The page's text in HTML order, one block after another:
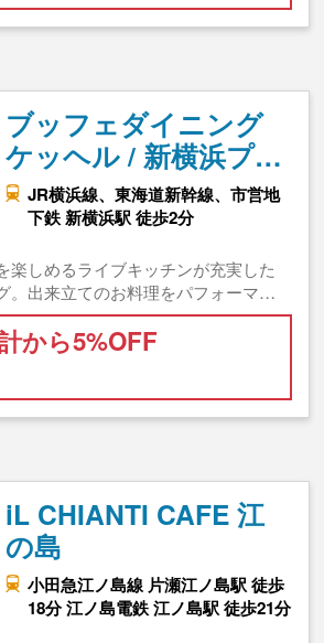
ブッフェダイニング
ケッヘル / 新横浜プ…
JR横浜線、東海道新幹線、市営地
下鉄 新横浜駅 徒歩2分
楽しめるライブキッチンが充実した
。出来立てのお料理をパフォーマ…
から5%OFF
iL CHIANTI CAFE 江
の島
小田急江ノ島線 片瀬江ノ島駅 徒歩
18分 江ノ島電鉄 江ノ島駅 徒歩21分